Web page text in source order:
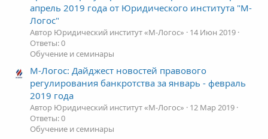
апрель 2019 года от Юридического института "М-
Логос"
Автор Юридический институт «М-Логос»
14 Июн 2019
Ответы: 0
Обучение и семинары
М-Логос: Дайджест новостей правового
регулирования банкротства за январь - февраль
2019 года
Автор Юридический институт «М-Логос»
12 Мар 2019
Ответы: 0
Обучение и семинары